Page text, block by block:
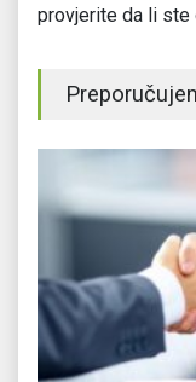
provjerite da li